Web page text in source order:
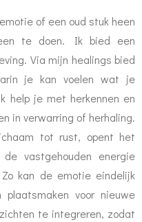
of een oud stuk heen
te doen. Ik bied een
Via mijn healings bied
je kan voelen wat je
help je met herkennen en
in verwarring of herhaling.
tot rust, opent het
vastgehouden energie
kan de emotie eindelijk
voor nieuwe
te integreren, zodat